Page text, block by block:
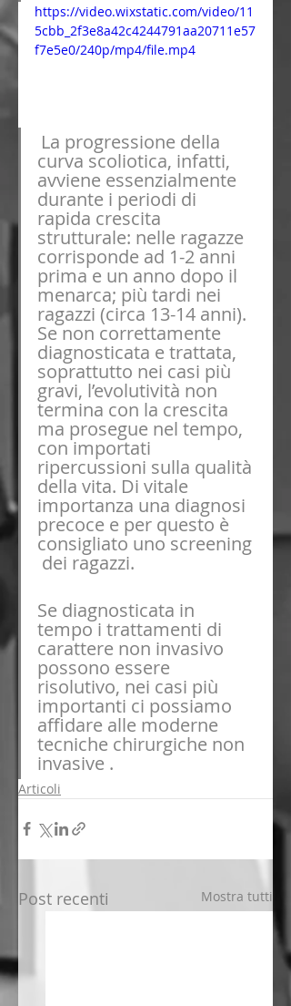
https://video.wixstatic.com/video/11
5cbb_2f3e8a42c4244791aa20711e57
f7e5e0/240p/mp4/file.mp4
La progressione della
curva scoliotica, infatti,
avviene essenzialmente
durante i periodi di
rapida crescita
strutturale: nelle ragazze
corrisponde ad 1-2 anni
prima e un anno dopo il
menarca; più tardi nei
ragazzi (circa 13-14 anni).
Se non correttamente
diagnosticata e trattata,
soprattutto nei casi più
gravi, l’evolutività non
termina con la crescita
ma prosegue nel tempo,
con importati
ripercussioni sulla qualità
della vita. Di vitale
importanza una diagnosi
precoce e per questo è
consigliato uno screening
dei ragazzi.
Se diagnosticata in
tempo i trattamenti di
carattere non invasivo
possono essere
risolutivo, nei casi più
importanti ci possiamo
affidare alle moderne
tecniche chirurgiche non
invasive .
Articoli
Post recenti Mostra tutti